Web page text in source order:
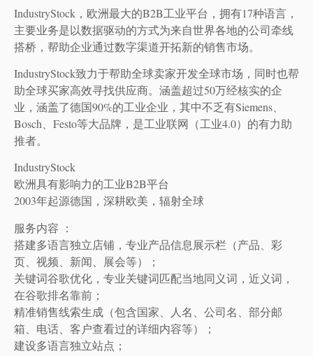
IndustryStock，欧洲最大的B2B工业平台，拥有17种语言，
主要业务是以数据驱动的方式为来自世界各地的公司牵线
搭桥，帮助企业通过数字渠道开拓新的销售市场。
IndustryStock致力于帮助全球卖家开发全球市场，同时也帮
助全球买家高效寻找供应商。涵盖超过50万经核实的企
业，涵盖了德国90%的工业企业，其中不乏有Siemens、
Bosch、Festo等大品牌，是工业联网（工业4.0）的有力助
推者。
IndustryStock
欧洲具有影响力的工业B2B平台
2003年起源德国，深耕欧美，辐射全球
服务内容 ：
搭建多语言独立店铺，专业产品信息展示栏（产品、彩
页、视频、新闻、展会等）；
关键词谷歌优化，专业关键词匹配当地同义词，近义词，
在谷歌排名靠前；
精准销售线索生成（包含国家、人名、公司名、部分邮
箱、电话、客户查看过的详细内容等）；
建设多语言独立站点；